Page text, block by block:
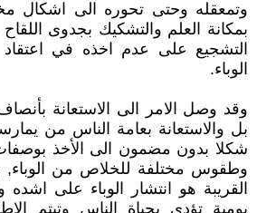
وتمعقله وحتى تحوره الى اشكال
بمكانة العلم والتشكيك بجدوى
التشجيع على عدم اخذه في
الوباء.
وقد وصل الامر الى الاستعانة
بل والاستعانة بعامة الناس من
شكلا بدون مضمون الى الأخذ
وطقوس مختلفة للخلاص من الوباء,
القريبة هو انتشار الوباء على
يومية تؤدي بحياة الناس وتيتم